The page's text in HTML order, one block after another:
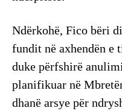
Ndërkohë, Fico bëri
fundit në axhendën e
duke përfshirë
planifikuar në
dhanë arsye për